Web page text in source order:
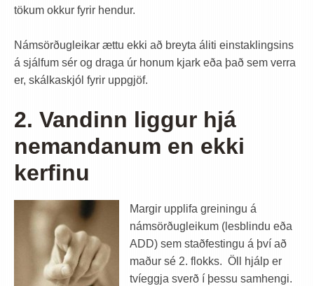
tökum okkur fyrir hendur.
Námsörðugleikar ættu ekki að breyta áliti einstaklingsins
á sjálfum sér og draga úr honum kjark eða það sem verra
er, skálkaskjól fyrir uppgjöf.
2. Vandinn liggur hjá
nemandanum en ekki
kerfinu
Margir upplifa greiningu á
námsörðugleikum (lesblindu eða
ADD) sem staðfestingu á því að
maður sé 2. flokks. Öll hjálp er
tvíeggja sverð í þessu samhengi.